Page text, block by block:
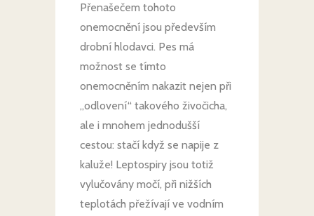
Přenašečem tohoto
onemocnění jsou především
drobní hlodavci. Pes má
možnost se tímto
onemocněním nakazit nejen při
„odlovení“ takového živočicha,
ale i mnohem jednodušší
cestou: stačí když se napije z
kaluže! Leptospiry jsou totiž
vylučovány močí, při nižších
teplotách přežívají ve vodním